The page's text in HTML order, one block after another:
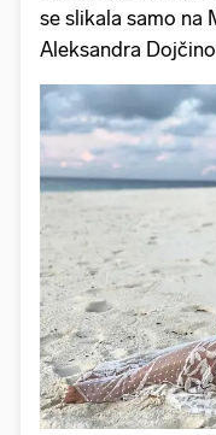
se slikala samo na
Aleksandra